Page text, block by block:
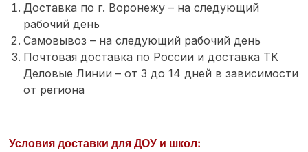
Доставка по г. Воронежу – на следующий
рабочий день
Самовывоз – на следующий рабочий день
Почтовая доставка по России и доставка ТК
Деловые Линии – от 3 до 14 дней в зависимости
от региона
Условия доставки для ДОУ и школ: